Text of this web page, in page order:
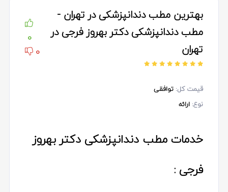
بهترین مطب دندانپزشکی در تهران -
مطب دندانپزشکی دکتر بهروز فرجی در
تهران
0
0
قیمت کل: توافقی
نوع: ارائه
خدمات مطب دندانپزشکی دکتر بهروز
فرجی :